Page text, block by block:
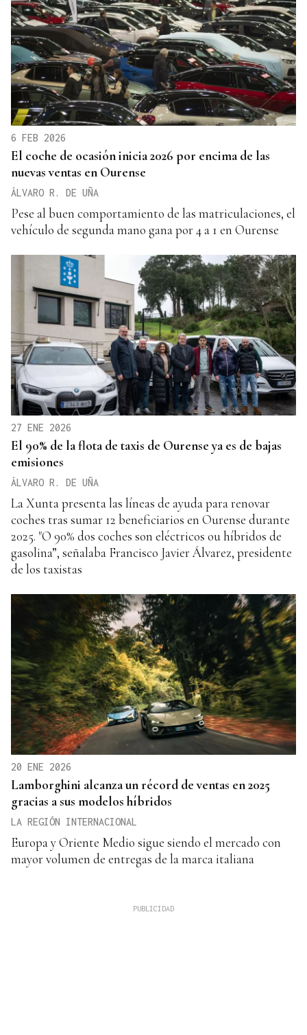
6 FEB 2026
El coche de ocasión inicia 2026 por encima de las
nuevas ventas en Ourense
ÁLVARO R. DE UÑA
Pese al buen comportamiento de las matriculaciones, el
vehículo de segunda mano gana por 4 a 1 en Ourense
27 ENE 2026
El 90% de la flota de taxis de Ourense ya es de bajas
emisiones
ÁLVARO R. DE UÑA
La Xunta presenta las líneas de ayuda para renovar
coches tras sumar 12 beneficiarios en Ourense durante
2025. "O 90% dos coches son eléctricos ou híbridos de
gasolina”, señalaba Francisco Javier Álvarez, presidente
de los taxistas
20 ENE 2026
Lamborghini alcanza un récord de ventas en 2025
gracias a sus modelos híbridos
LA REGIÓN INTERNACIONAL
Europa y Oriente Medio sigue siendo el mercado con
mayor volumen de entregas de la marca italiana